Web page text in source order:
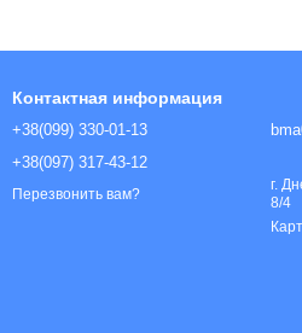
Контактная информация
+38(099) 330-01-13
+38(097) 317-43-12
Перезвонить вам?
г.
8/4